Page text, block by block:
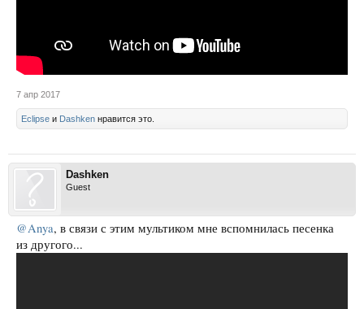
7 апр 2017
Eclipse и Dashken нравится это.
Dashken
Guest
@Anya, в связи с этим мультиком мне вспомнилась песенка
из другого...